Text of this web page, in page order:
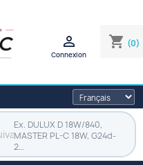
shopping_cart (0)

Connexion
Ex. DULUX D 18W/840,
MASTER PL-C 18W, G24d-
2…